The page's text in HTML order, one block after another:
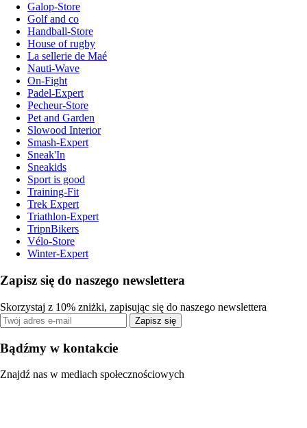
Galop-Store
Golf and co
Handball-Store
House of rugby
La sellerie de Maé
Nauti-Wave
On-Fight
Padel-Expert
Pecheur-Store
Pet and Garden
Slowood Interior
Smash-Expert
Sneak'In
Sneakids
Sport is good
Training-Fit
Trek Expert
Triathlon-Expert
TripnBikers
Vélo-Store
Winter-Expert
Zapisz się do naszego newslettera
Skorzystaj z 10% zniżki, zapisując się do naszego newslettera
Zapisz się
Bądźmy w kontakcie
Znajdź nas w mediach społecznościowych